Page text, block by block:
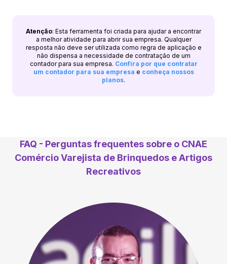
Atenção: Esta ferramenta foi criada para ajudar a encontrar
a melhor atividade para abrir sua empresa. Qualquer
resposta não deve ser utilizada como regra de aplicação e
não dispensa a necessidade de contratação de um
contador para sua empresa. Confira por que contratar
um contador para sua empresa e conheça nossos
planos.
FAQ - Perguntas frequentes sobre o CNAE
Comércio Varejista de Brinquedos e Artigos
Recreativos